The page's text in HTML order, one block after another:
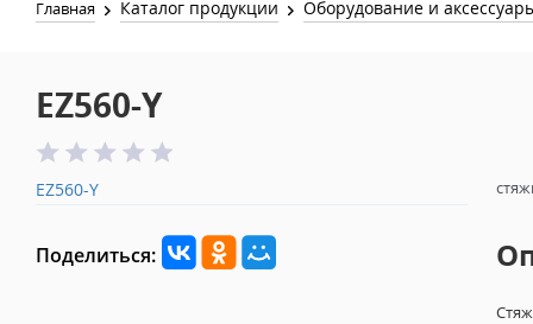
Главная Каталог продукции Оборудование и
EZ560-Y
EZ560-Y
Поделиться: